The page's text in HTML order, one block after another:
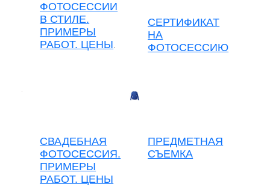
ФОТОСЕССИИ
В СТИЛЕ.
ПРИМЕРЫ
РАБОТ. ЦЕНЫ.
СЕРТИФИКАТ
НА
ФОТОСЕССИЮ
СВАДЕБНАЯ
ФОТОСЕССИЯ.
ПРИМЕРЫ
РАБОТ. ЦЕНЫ
ПРЕДМЕТНАЯ
СЪЕМКА